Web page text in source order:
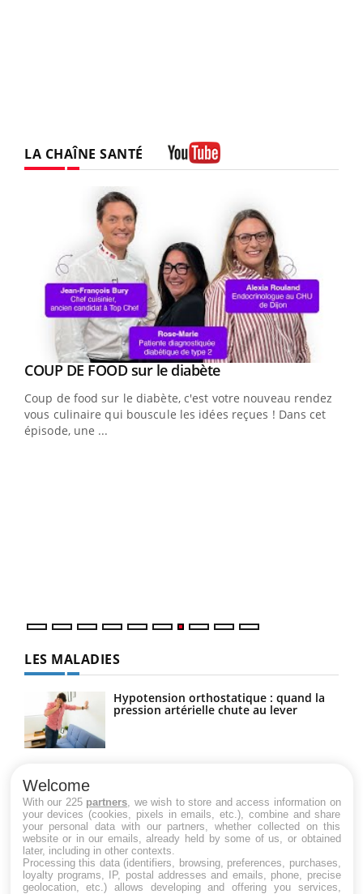
LA CHAÎNE SANTÉ
Youtube
COUP DE FOOD sur le diabèteYoutube
Coup de food sur le diabète, c'est votre nouveau rendez-
vous culinaire qui bouscule les idées reçues ! Dans cet
épisode, une ...
LES MALADIES
Hypotension orthostatique : quand la
pression artérielle chute au lever
Maladie de Charcot (Sclérose latérale
amyotrophique)
Welcome
With our 225 partners , we wish to store and access information on
your devices (cookies, pixels in emails, etc.), combine and share
your personal data with our partners, whether collected on this
website or in our emails, already held by some of us, or obtained
later, including in other contexts.
Processing this data (identifiers, browsing, preferences, purchases,
loyalty programs, IP, postal addresses and emails, phone, precise
geolocation, etc.) allows developing and offering you services,